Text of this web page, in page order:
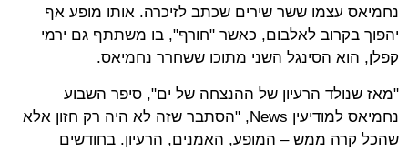
נחמיאס עצמו ששר שירים שכתב לזיכרה. אותו מופע אף
יהפוך בקרוב לאלבום, כאשר "חורף", בו משתתף גם ירמי
קפלן, הוא הסינגל השני מתוכו ששחרר נחמיאס.
"מאז שנולד הרעיון של ההנצחה של ים", סיפר השבוע
נחמיאס למודיעין News, "הסתבר שזה לא היה רק חזון אלא
שהכל קרה ממש – המופע, האמנים, הרעיון. בחודשים